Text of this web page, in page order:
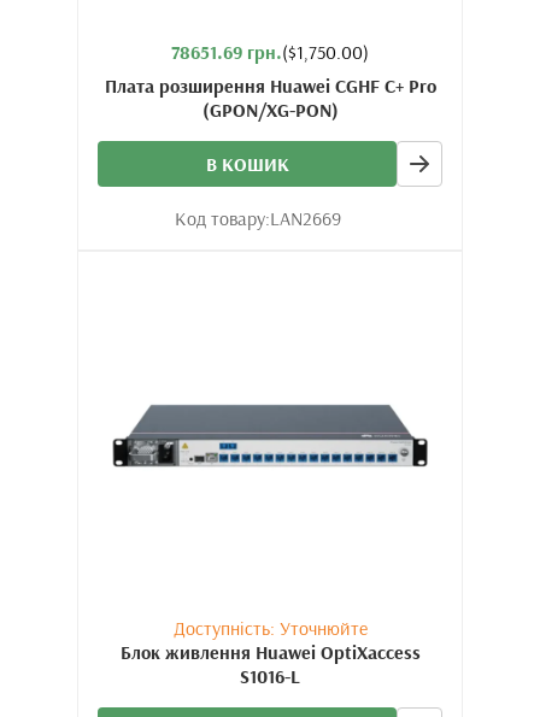
78651.69 грн.($1,750.00)
Плата розширення Huawei CGHF C+ Pro
(GPON/XG-PON)
В КОШИК
Код товару:LAN2669
Доступність: Уточнюйте
Блок живлення Huawei OptiXaccess
S1016-L